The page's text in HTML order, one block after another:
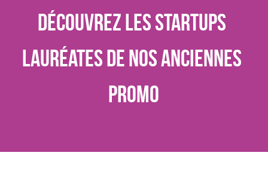
Découvrez les startups
lauréates de nos anciennes
promo